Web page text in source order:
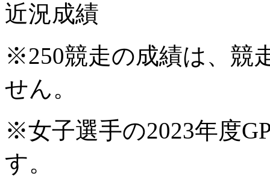
近況成績
※250競走の成績は、競
せん。
※女子選手の2023年度
す。